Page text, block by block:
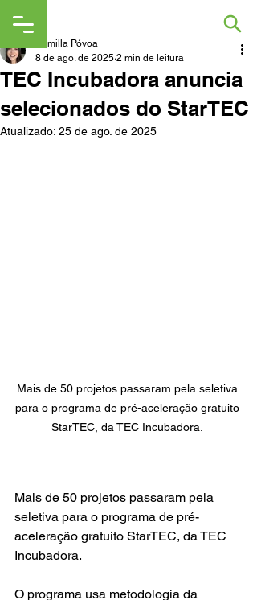
TEC Incubadora anuncia
selecionados do StarTEC
Kamilla Póvoa
8 de ago. de 2025 2 min de leitura
Atualizado: 25 de ago. de 2025
Mais de 50 projetos passaram pela seletiva
para o programa de pré-aceleração gratuito
StarTEC, da TEC Incubadora.
Mais de 50 projetos passaram pela
seletiva para o programa de pré-
aceleração gratuito StarTEC, da TEC
Incubadora.
O programa usa metodologia da